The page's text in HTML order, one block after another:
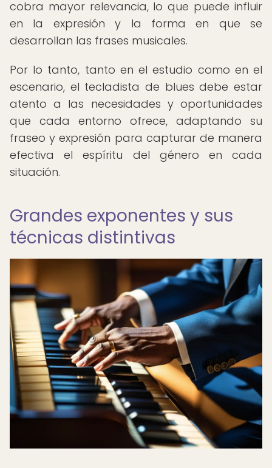
cobra mayor relevancia, lo que puede influir
en la expresión y la forma en que se
desarrollan las frases musicales.
Por lo tanto, tanto en el estudio como en el
escenario, el tecladista de blues debe estar
atento a las necesidades y oportunidades
que cada entorno ofrece, adaptando su
fraseo y expresión para capturar de manera
efectiva el espíritu del género en cada
situación.
Grandes exponentes y sus
técnicas distintivas